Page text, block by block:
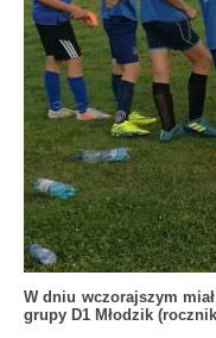
W dniu wczorajszym
grupy D1 Młodzik